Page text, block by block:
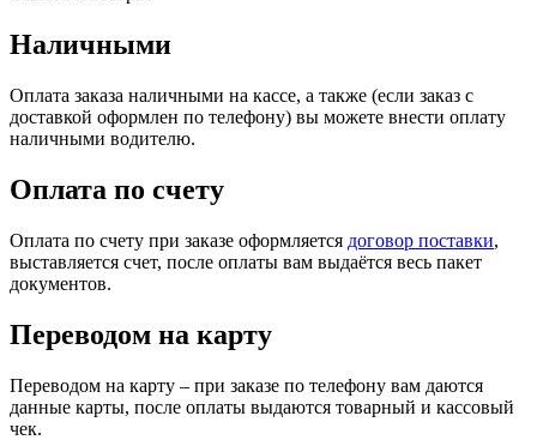
Наличными
Оплата заказа наличными на кассе, а также (если заказ с
доставкой оформлен по телефону) вы можете внести оплату
наличными водителю.
Оплата по счету
Оплата по счету при заказе оформляется договор поставки,
выставляется счет, после оплаты вам выдаётся весь пакет
документов.
Переводом на карту
Переводом на карту – при заказе по телефону вам даются
данные карты, после оплаты выдаются товарный и кассовый
чек.